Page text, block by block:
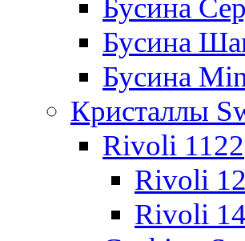
Бусина
Бусина
Бусина
Кристаллы
Rivoli 1122
Rivoli
Rivoli